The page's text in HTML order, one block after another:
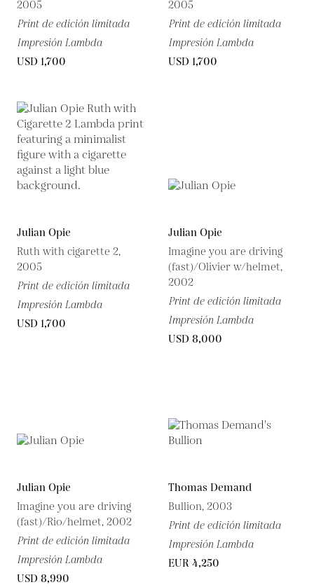
2005
Print de edición limitada
Impresión Lambda
USD 1,700
2005
Print de edición limitada
Impresión Lambda
USD 1,700
Julian Opie
Ruth with cigarette 2,
2005
Print de edición limitada
Impresión Lambda
USD 1,700
Julian Opie
Imagine you are driving
(fast)/Olivier w/helmet,
2002
Print de edición limitada
Impresión Lambda
USD 8,000
Julian Opie
Imagine you are driving
(fast)/Rio/helmet, 2002
Print de edición limitada
Impresión Lambda
USD 8,990
Thomas Demand
Bullion, 2003
Print de edición limitada
Impresión Lambda
EUR 4,250